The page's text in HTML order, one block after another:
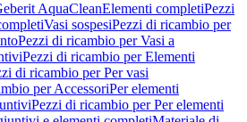
AquaCleanElementi completiPezzi
Vasi sospesiPezzi di ricambio per
Pezzi di ricambio per Vasi a
Pezzi di ricambio per Elementi
di ricambio per Per vasi
per AccessoriPer elementi
Pezzi di ricambio per Per elementi